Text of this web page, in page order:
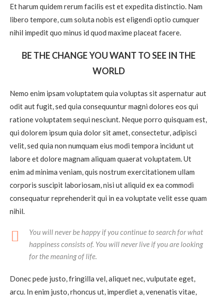
Et harum quidem rerum facilis est et expedita distinctio. Nam
libero tempore, cum soluta nobis est eligendi optio cumquer
nihil impedit quo minus id quod maxime placeat facere.
BE THE CHANGE YOU WANT TO SEE IN THE
WORLD
Nemo enim ipsam voluptatem quia voluptas sit aspernatur aut
odit aut fugit, sed quia consequuntur magni dolores eos qui
ratione voluptatem sequi nesciunt. Neque porro quisquam est,
qui dolorem ipsum quia dolor sit amet, consectetur, adipisci
velit, sed quia non numquam eius modi tempora incidunt ut
labore et dolore magnam aliquam quaerat voluptatem. Ut
enim ad minima veniam, quis nostrum exercitationem ullam
corporis suscipit laboriosam, nisi ut aliquid ex ea commodi
consequatur reprehenderit qui in ea voluptate velit esse quam
nihil.
You will never be happy if you continue to search for what
happiness consists of. You will never live if you are looking
for the meaning of life.
Donec pede justo, fringilla vel, aliquet nec, vulputate eget,
arcu. In enim justo, rhoncus ut, imperdiet a, venenatis vitae,